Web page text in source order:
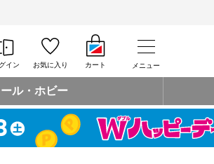
イン お気に入り カート メニュー
ル・ホビー